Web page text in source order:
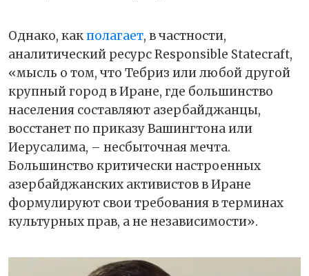
Однако, какполагает, в частности,
аналитический ресурс Responsible Statecraft,
«мысль о том, что Тебриз или любой другой
крупный город в Иране, где большинство
населения составляют азербайджанцы,
восстанет по приказу Вашингтона или
Иерусалима, – несбыточная мечта.
Большинство критически настроенных
азербайджанских активистов в Иране
формулируют свои требования в терминах
культурных прав, а не независимости».